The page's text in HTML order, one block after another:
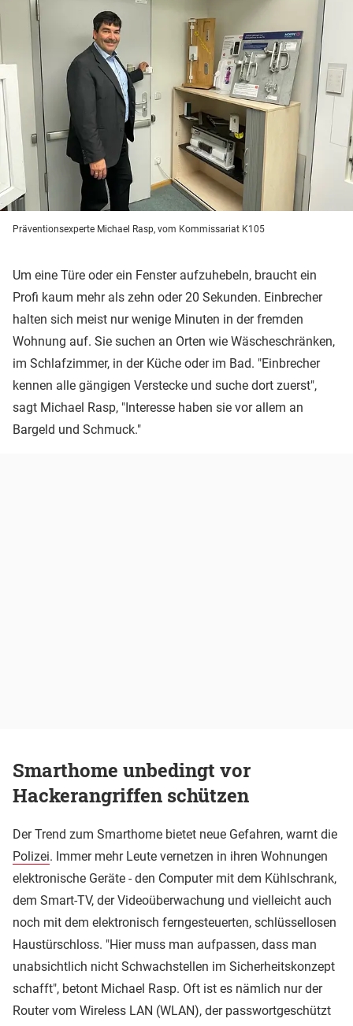
Präventionsexperte Michael Rasp, vom Kommissariat K105
Um eine Türe oder ein Fenster aufzuhebeln, braucht ein
Profi kaum mehr als zehn oder 20 Sekunden. Einbrecher
halten sich meist nur wenige Minuten in der fremden
Wohnung auf. Sie suchen an Orten wie Wäscheschränken,
im Schlafzimmer, in der Küche oder im Bad. "Einbrecher
kennen alle gängigen Verstecke und suche dort zuerst",
sagt Michael Rasp, "Interesse haben sie vor allem an
Bargeld und Schmuck."
Smarthome unbedingt vor
Hackerangriffen schützen
Der Trend zum Smarthome bietet neue Gefahren, warnt die
Polizei. Immer mehr Leute vernetzen in ihren Wohnungen
elektronische Geräte - den Computer mit dem Kühlschrank,
dem Smart-TV, der Videoüberwachung und vielleicht auch
noch mit dem elektronisch ferngesteuerten, schlüssellosen
Haustürschloss. "Hier muss man aufpassen, dass man
unabsichtlich nicht Schwachstellen im Sicherheitskonzept
schafft", betont Michael Rasp. Oft ist es nämlich nur der
Router vom Wireless LAN (WLAN), der passwortgeschützt